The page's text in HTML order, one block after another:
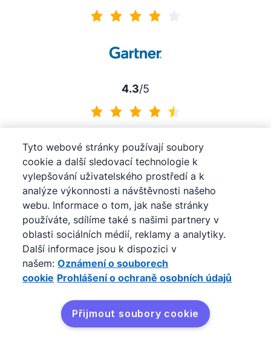
4.3/5
4.3 z 5
4.5/5
4.5 z 5
4.5/5
4.5 z 5Vyzkoušet zdarma
Tyto webové stránky používají soubory
cookie a další sledovací technologie k
vylepšování uživatelského prostředí a k
analýze výkonnosti a návštěvnosti našeho
webu. Informace o tom, jak naše stránky
používáte, sdílíme také s našimi partnery v
oblasti sociálních médií, reklamy a analytiky.
Další informace jsou k dispozici v
našem: Oznámení o souborech
cookie Prohlášení o ochraně osobních údajů
Přijmout soubory cookie